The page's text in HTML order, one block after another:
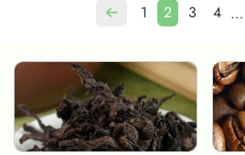
1 2 3 4 …